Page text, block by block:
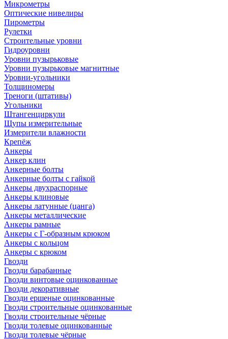
Микрометры
Оптические нивелиры
Пирометры
Рулетки
Строительные уровни
Гидроуровни
Уровни пузырьковые
Уровни пузырьковые магнитные
Уровни-угольники
Толщиномеры
Треноги (штативы)
Угольники
Штангенциркули
Щупы измерительные
Измерители влажности
Крепёж
Анкеры
Анкер клин
Анкерные болты
Анкерные болты с гайкой
Анкеры двухраспорные
Анкеры клиновые
Анкеры латунные (цанга)
Анкеры металлические
Анкеры рамные
Анкеры с Г-образным крюком
Анкеры с кольцом
Анкеры с крюком
Гвозди
Гвозди барабанные
Гвозди винтовые оцинкованные
Гвозди декоративные
Гвозди ершеные оцинкованные
Гвозди строительные оцинкованные
Гвозди строительные чёрные
Гвозди толевые оцинкованные
Гвозди толевые чёрные